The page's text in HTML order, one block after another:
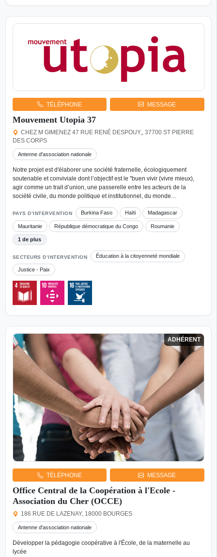
TÉLÉPHONE MESSAGE
Mouvement Utopia 37
CHEZ M GIMENEZ 47 RUE RENÉ DESPOUY,, 37700 ST PIERRE
DES CORPS
Antenne d'association nationale
Notre projet est d'élaborer une société fraternelle, écologiquement
soutenable et conviviale dont l’objectif est le "buen vivir (vivre mieux),
agir comme un trait d’union, une passerelle entre les acteurs de la
société civile, du monde politique et institutionnel, du monde…
PAYS D’INTERVENTION Burkina Faso Haïti Madagascar
Mauritanie République démocratique du Congo Roumanie
1 de plus
SECTEURS D’INTERVENTION Éducation à la citoyenneté mondiale
Justice - Paix
ADHÉRENT
TÉLÉPHONE MESSAGE
Office Central de la Coopération à l'Ecole -
Association du Cher (OCCE)
186 RUE DE LAZENAY, 18000 BOURGES
Antenne d'association nationale
Développer la pédagogie coopérative à l'École, de la maternelle au
lycée